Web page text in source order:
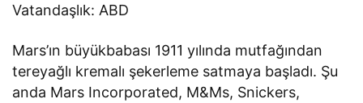
Vatandaşlık: ABD
Mars’ın büyükbabası 1911 yılında mutfağından
tereyağlı kremalı şekerleme satmaya başladı. Şu
anda Mars Incorporated, M&Ms, Snickers,